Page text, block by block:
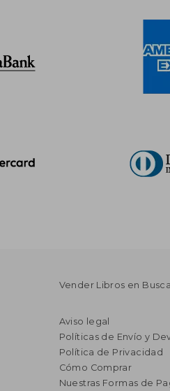
Vender Libros en
Aviso legal
Políticas de Envío y
Política de Privacidad
Cómo Comprar
Nuestras Formas de